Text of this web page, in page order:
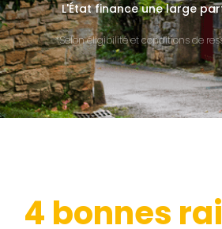
L'État finance une large
*Selon éligibilité et conditions de
4 bonnes